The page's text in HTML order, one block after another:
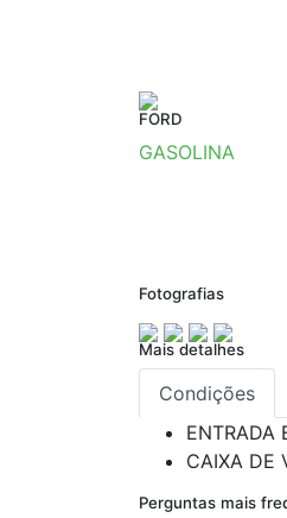
FORD
GASOLINA
Fotografias
Mais detalhes
Condições
ENTRADA
CAIXA DE
Perguntas mais